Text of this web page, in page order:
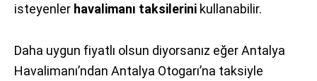
isteyenler havalimanı taksilerini kullanabilir.
Daha uygun fiyatlı olsun diyorsanız eğer Antalya
Havalimanı’ndan Antalya Otogarı’na taksiyle